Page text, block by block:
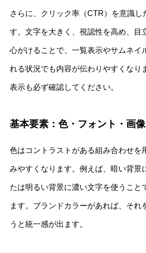
さらに、クリック率（CTR）を意識し
す。文字を大きく、視認性を高め、目
心がけることで、一覧表示やサムネイ
れる状況でも内容が伝わりやすくなり
表示も必ず確認してください。
基本要素：色・フォント・画
色はコントラストがある組み合わせを
みやすくなります。例えば、暗い背景
たは明るい背景に濃い文字を使うこと
ます。ブランドカラーがあれば、それ
うと統一感が出ます。